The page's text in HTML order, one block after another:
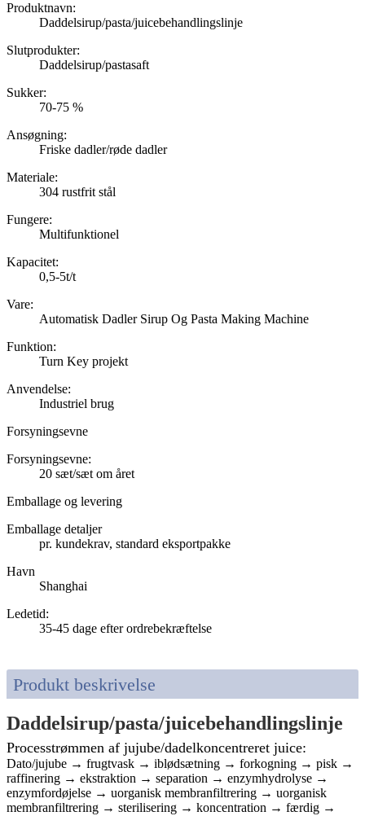
Produktnavn:
Daddelsirup/pasta/juicebehandlingslinje
Slutprodukter:
Daddelsirup/pastasaft
Sukker:
70-75 %
Ansøgning:
Friske dadler/røde dadler
Materiale:
304 rustfrit stål
Fungere:
Multifunktionel
Kapacitet:
0,5-5t/t
Vare:
Automatisk Dadler Sirup Og Pasta Making Machine
Funktion:
Turn Key projekt
Anvendelse:
Industriel brug
Forsyningsevne
Forsyningsevne:
20 sæt/sæt om året
Emballage og levering
Emballage detaljer
pr. kundekrav, standard eksportpakke
Havn
Shanghai
Ledetid:
35-45 dage efter ordrebekræftelse
Produkt beskrivelse
Daddelsirup/pasta/juicebehandlingslinje
Processtrømmen af ​​jujube/dadelkoncentreret juice:
Dato/jujube → frugtvask → iblødsætning → forkogning → pisk →
raffinering → ekstraktion → separation → enzymhydrolyse →
enzymfordøjelse → uorganisk membranfiltrering → uorganisk
membranfiltrering → sterilisering → koncentration → færdig →